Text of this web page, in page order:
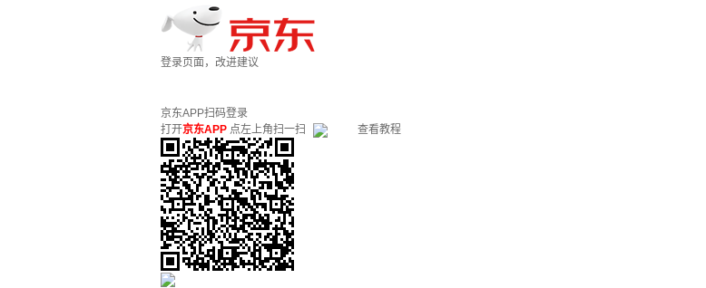
登录页面，改进建议
京东APP扫码登录
打开京东APP 点左上角扫一扫 查看教程